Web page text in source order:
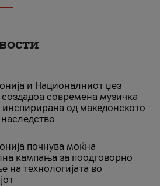
и Националниот џез
современа музичка
инспирирана од македонското
почнува моќна
кампања за поодговорно
на технологијата во